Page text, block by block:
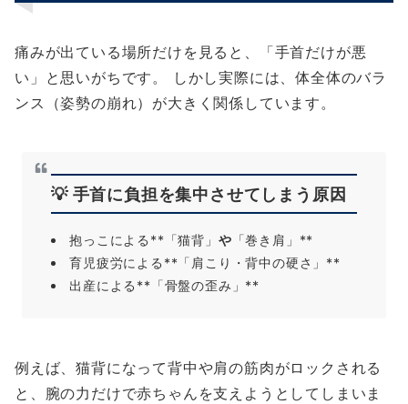
痛みが出ている場所だけを見ると、「手首だけが悪
い」と思いがちです。 しかし実際には、体全体のバラ
ンス（姿勢の崩れ）が大きく関係しています。
💡 手首に負担を集中させてしまう原因
抱っこによる**「猫背」 や 「巻き肩」**
育児疲労による**「肩こり・背中の硬さ」**
出産による**「骨盤の歪み」**
例えば、猫背になって背中や肩の筋肉がロックされる
と、腕の力だけで赤ちゃんを支えようとしてしまいま